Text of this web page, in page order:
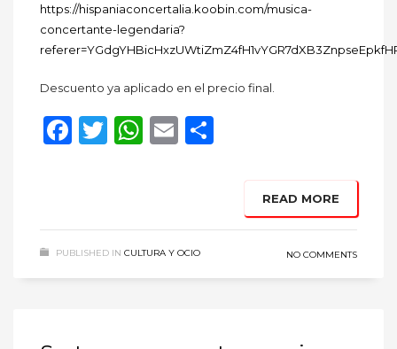
https://hispaniaconcertalia.koobin.com/musica-
concertante-legendaria?
Descuento ya aplicado en el precio final.
Facebook
Twitter
WhatsApp
Email
READ MORE
PUBLISHED IN CULTURA Y OCIO NO COMMENTS